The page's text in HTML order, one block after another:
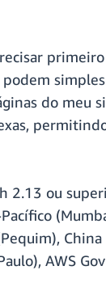
do meu
2.13 ou
AWS